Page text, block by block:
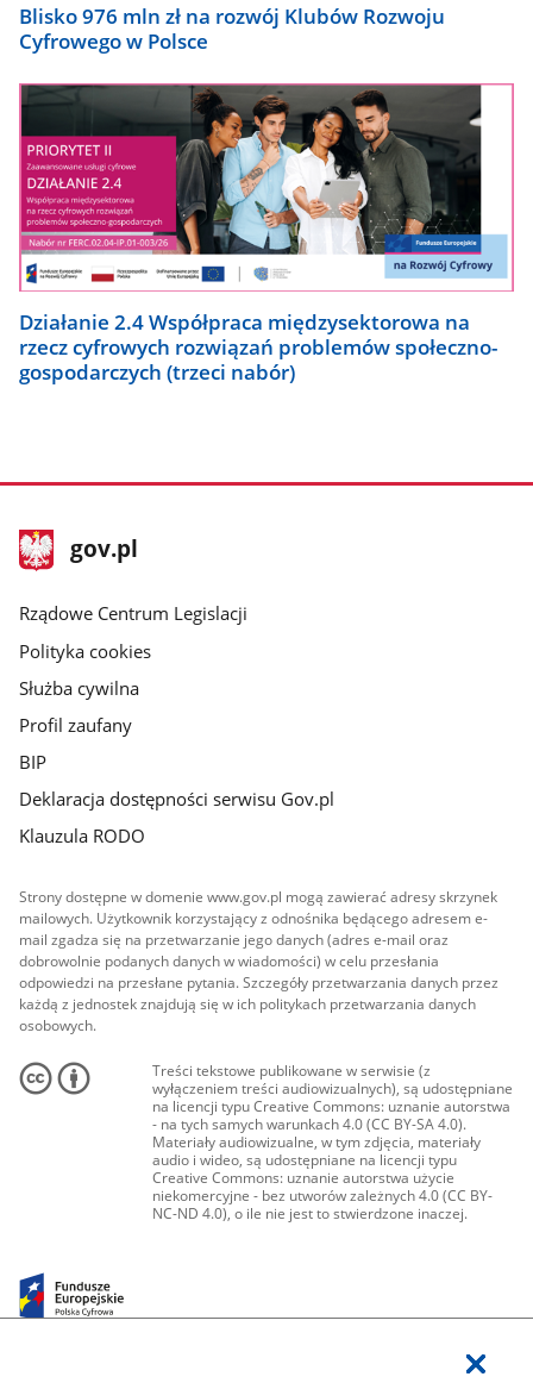
Blisko 976 mln zł na rozwój Klubów Rozwoju
Cyfrowego w Polsce
Działanie 2.4 Współpraca międzysektorowa na
rzecz cyfrowych rozwiązań problemów społeczno-
gospodarczych (trzeci nabór)
stopka
gov.plStrona
gov.pl
Rządowe Centrum Legislacji
Polityka cookies
Służba cywilna
Profil zaufany
BIP
Deklaracja dostępności serwisu Gov.pl
Klauzula RODO
Strony dostępne w domenie www.gov.pl mogą zawierać adresy skrzynek
mailowych. Użytkownik korzystający z odnośnika będącego adresem e-
mail zgadza się na przetwarzanie jego danych (adres e-mail oraz
dobrowolnie podanych danych w wiadomości) w celu przesłania
odpowiedzi na przesłane pytania. Szczegóły przetwarzania danych przez
każdą z jednostek znajdują się w ich politykach przetwarzania danych
osobowych.
Treści tekstowe publikowane w serwisie (z
wyłączeniem treści audiowizualnych), są udostępniane
na licencji typu Creative Commons: uznanie autorstwa
- na tych samych warunkach 4.0 (CC BY-SA 4.0).
Materiały audiowizualne, w tym zdjęcia, materiały
audio i wideo, są udostępniane na licencji typu
Creative Commons: uznanie autorstwa użycie
niekomercyjne - bez utworów zależnych 4.0 (CC BY-
NC-ND 4.0), o ile nie jest to stwierdzone inaczej.